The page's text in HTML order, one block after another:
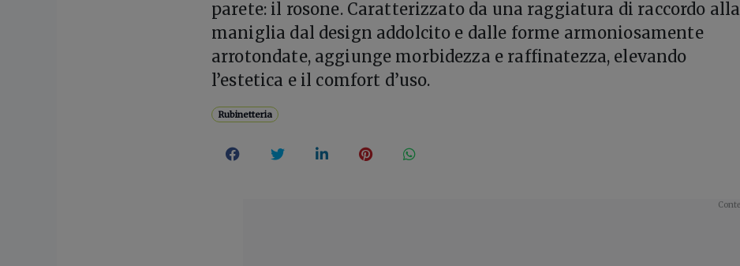
parete: il rosone. Caratterizzato da una raggiatura di raccordo alla
maniglia dal design addolcito e dalle forme armoniosamente
arrotondate, aggiunge morbidezza e raffinatezza, elevando
l’estetica e il comfort d’uso.
Rubinetteria